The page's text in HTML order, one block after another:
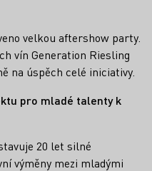
velkou aftershow party.
vín Generation Riesling
na úspěch celé iniciativy.
pro mladé talenty k
20 let silné
výměny mezi mladými